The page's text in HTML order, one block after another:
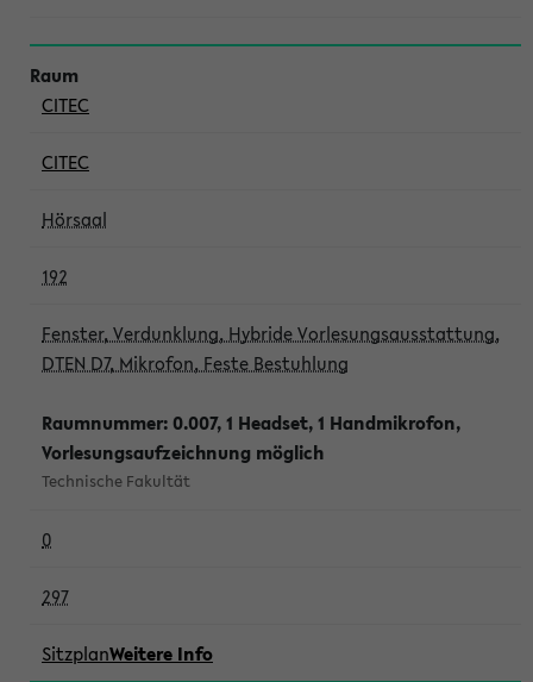
CITEC
CITEC
Hörsaal
192
Fenster, Verdunklung, Hybride Vorlesungsausstattung,
DTEN D7, Mikrofon, Feste Bestuhlung
Raumnummer: 0.007, 1 Headset, 1 Handmikrofon,
Vorlesungsaufzeichnung möglich
Technische Fakultät
0
297
SitzplanWeitere Info